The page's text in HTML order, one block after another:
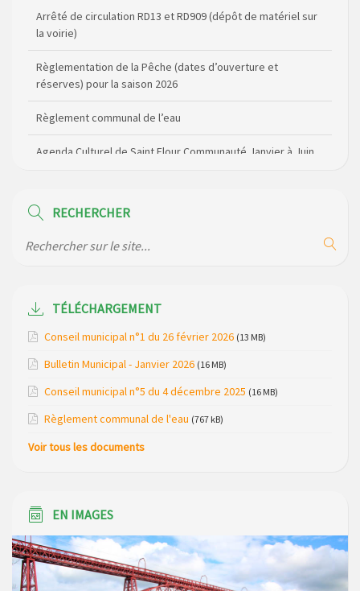
Règlementation de la Pêche (dates d’ouverture et
réserves) pour la saison 2026
Règlement communal de l’eau
Agenda Culturel de Saint Flour Communauté Janvier à Juin
Horaire des bus scolaires passant sur la commune
du mois de avril 2026
Réunion d’installation du nouveau conseil municipal à
Loubaresse le vendredi 20 mars 2026
2026
RECHERCHER
TÉLÉCHARGEMENT
Conseil municipal n°1 du 26 février 2026 (13 MB)
Bulletin Municipal - Janvier 2026 (16 MB)
Conseil municipal n°5 du 4 décembre 2025 (16 MB)
Règlement communal de l'eau (767 kB)
Voir tous les documents
EN IMAGES